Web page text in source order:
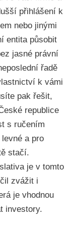
přihlášení k
nebo jinými
entita působit
jasné právní
řadě
k vámi
pak řešit,
republice
s ručením
a pro
stačí.
je v tomto
zvážit i
je vhodnou
investory.